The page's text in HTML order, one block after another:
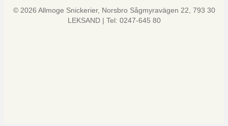
© 2026 Allmoge Snickerier, Norsbro Sågmyravägen 22, 793 30
LEKSAND | Tel: 0247-645 80